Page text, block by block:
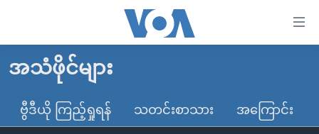
လွယ်ကူ
သည့်
မူလစာမျက်နှာ
မြန်မာ
ကမ္ဘာ့သတင်းများ
အသံဖိုင်များ
ဗွီဒီယို ကြည့်ရှုရန် သတင်းစာသား အကြောင်း